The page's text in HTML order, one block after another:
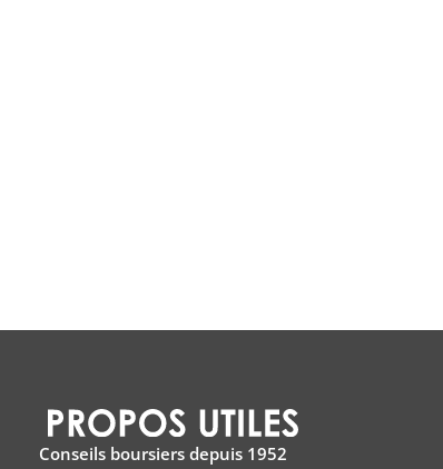
Conseils boursiers depuis 1952